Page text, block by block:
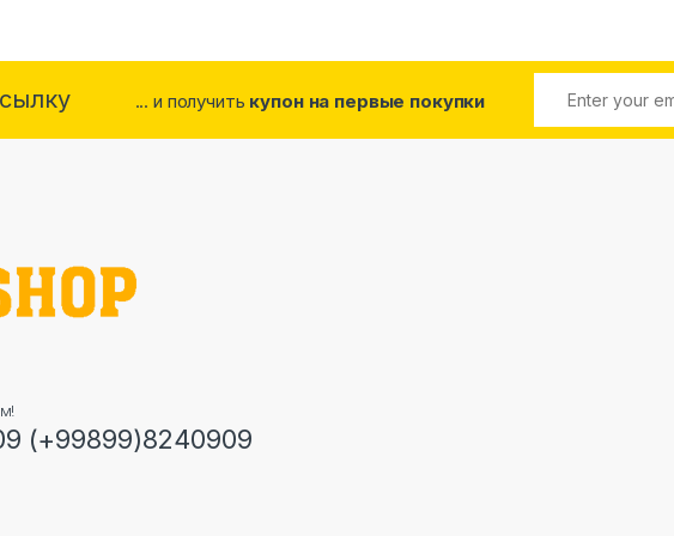
... и получить купон на первые покупки
(+99899)8240909